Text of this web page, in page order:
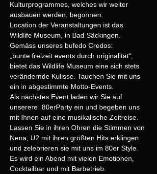
Kulturprogrammes, welches wir weiter
ausbauen werden, begonnen.
Location der Veranstaltungen ist das
Wildlife Museum, in Bad Säckingen.
Gemäss unseres bufedo Credos:
„bunte freizeit events durch originalität“,
bietet das Wildlife Museum eine sich stets
verändernde Kulisse. Tauchen Sie mit uns
ein in abgestimmte Motto-Events.
Als nächstes Event laden wir Sie auf
unserere  80erParty ein und begeben uns
mit Ihnen auf eine musikalische Zeitreise.
Lassen Sie in ihren Ohren die Stimmen von
Nena, U2 mit ihren größten Hits erklingen
und zelebrieren sie mit uns im 80er Style.
Es wird ein Abend mit vielen Emotionen,
Cocktailbar und mit Barbetrieb.